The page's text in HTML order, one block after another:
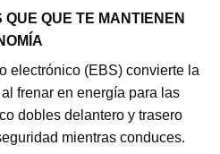
QUE TE MANTIENEN
electrónico (EBS) convierte la
frenar en energía para las
dobles delantero y trasero
mientras conduces.